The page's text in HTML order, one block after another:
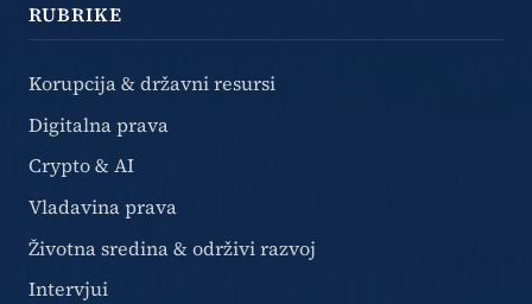
RUBRIKE
Korupcija & državni resursi
Digitalna prava
Crypto & AI
Vladavina prava
Životna sredina & održivi razvoj
Intervjui